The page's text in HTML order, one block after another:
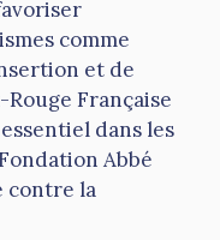
comme
et de
Rouge Française
dans les
Abbé
contre la